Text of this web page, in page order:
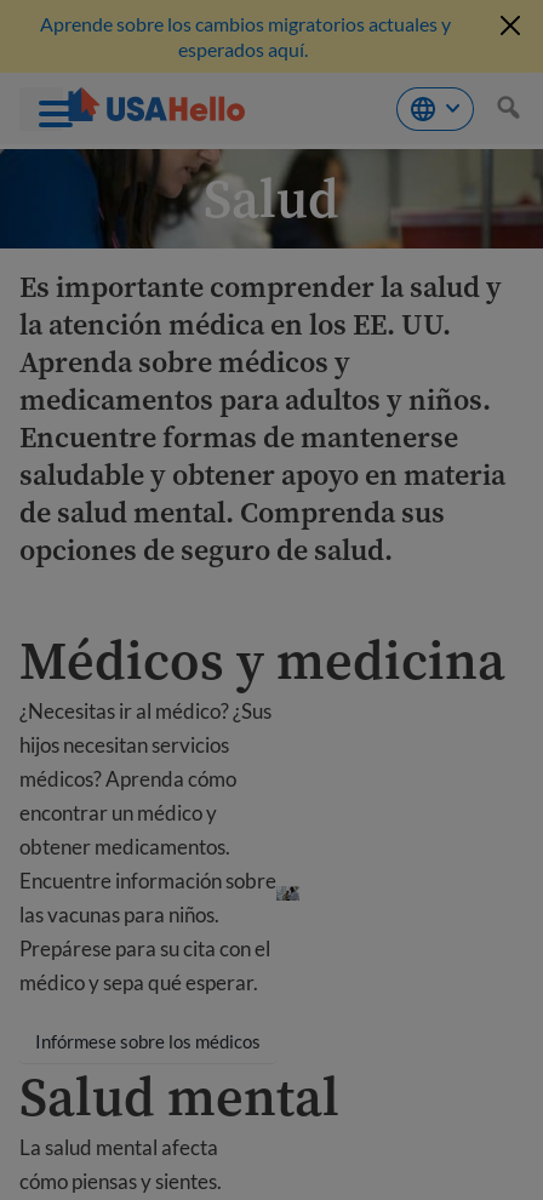
Saltar
Aprende sobre los cambios migratorios actuales y
esperados aquí.
Salud
Es importante comprender la salud y
la atención médica en los EE. UU.
Aprenda sobre médicos y
medicamentos para adultos y niños.
Encuentre formas de mantenerse
saludable y obtener apoyo en materia
de salud mental. Comprenda sus
opciones de seguro de salud.
Médicos y medicina
¿Necesitas ir al médico? ¿Sus
hijos necesitan servicios
médicos? Aprenda cómo
encontrar un médico y
obtener medicamentos.
Encuentre información sobre
las vacunas para niños.
Prepárese para su cita con el
médico y sepa qué esperar.
Infórmese sobre los médicos
Salud mental
La salud mental afecta
cómo piensas y sientes.